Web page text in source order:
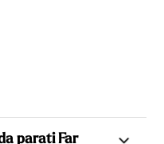
parati Far